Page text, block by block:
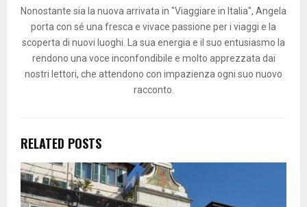
Nonostante sia la nuova arrivata in "Viaggiare in Italia", Angela
porta con sé una fresca e vivace passione per i viaggi e la
scoperta di nuovi luoghi. La sua energia e il suo entusiasmo la
rendono una voce inconfondibile e molto apprezzata dai
nostri lettori, che attendono con impazienza ogni suo nuovo
racconto.
RELATED POSTS